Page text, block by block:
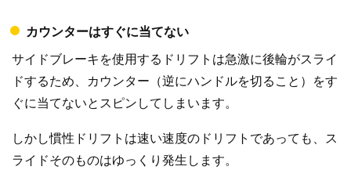
カウンターはすぐに当てない
サイドブレーキを使用するドリフトは急激に後輪がスライ
ドするため、カウンター（逆にハンドルを切ること）をす
ぐに当てないとスピンしてしまいます。
しかし慣性ドリフトは速い速度のドリフトであっても、ス
ライドそのものはゆっくり発生します。